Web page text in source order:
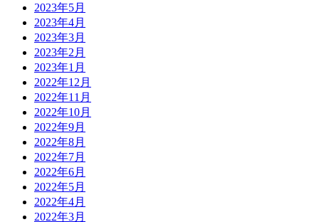
2023年5月
2023年4月
2023年3月
2023年2月
2023年1月
2022年12月
2022年11月
2022年10月
2022年9月
2022年8月
2022年7月
2022年6月
2022年5月
2022年4月
2022年3月